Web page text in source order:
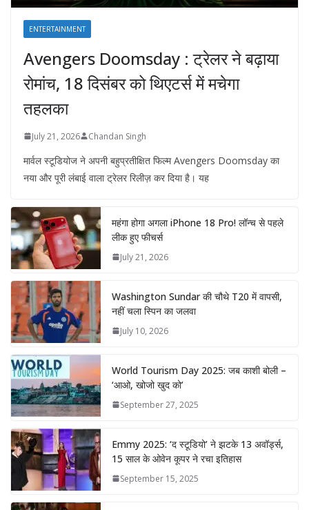
ENTERTAINMENT
Avengers Doomsday : ट्रेलर ने बढ़ाया
रोमांच, 18 दिसंबर को थिएटर्स में मचेगा
तहलका
July 21, 2026 Chandan Singh
मार्वल स्टूडियोज ने अपनी बहुप्रतीक्षित फिल्म Avengers Doomsday का
नया और पूरी लंबाई वाला ट्रेलर रिलीज़ कर दिया है। यह
महंगा होगा अगला iPhone 18 Pro! लॉन्च से पहले
लीक हुए फीचर्स
July 21, 2026
Washington Sundar की चौथे T20 में वापसी,
नहीं चला स्पिन का जलवा
July 10, 2026
World Tourism Day 2025: जब काशी बोली –
‘आओ, खोजो खुद को’
September 27, 2025
Emmy 2025: ‘द स्टूडियो’ ने झटके 13 अवॉर्ड्स,
15 साल के ओवेन कूपर ने रचा इतिहास
September 15, 2025